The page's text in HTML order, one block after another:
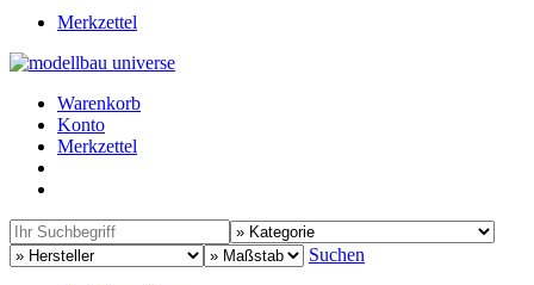
Merkzettel
Warenkorb
Konto
Merkzettel
Suchen